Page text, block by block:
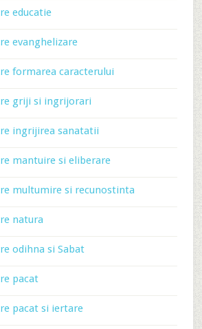
educatie
evanghelizare
formarea caracterului
griji si ingrijorari
ingrijirea sanatatii
mantuire si eliberare
multumire si recunostinta
natura
odihna si Sabat
pacat
pacat si iertare